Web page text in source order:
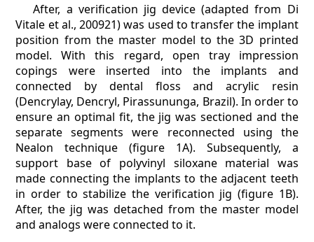
After, a verification jig device (adapted from Di
Vitale et al., 200921) was used to transfer the implant
position from the master model to the 3D printed
model. With this regard, open tray impression
copings were inserted into the implants and
connected by dental floss and acrylic resin
(Dencrylay, Dencryl, Pirassununga, Brazil). In order to
ensure an optimal fit, the jig was sectioned and the
separate segments were reconnected using the
Nealon technique (figure 1A). Subsequently, a
support base of polyvinyl siloxane material was
made connecting the implants to the adjacent teeth
in order to stabilize the verification jig (figure 1B).
After, the jig was detached from the master model
and analogs were connected to it.